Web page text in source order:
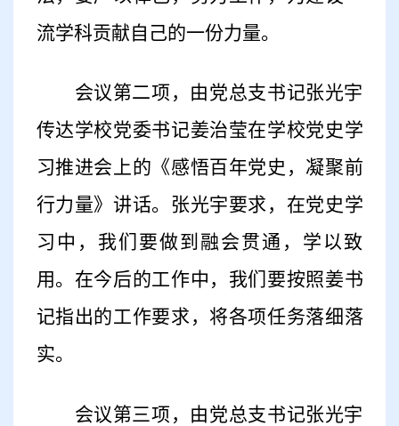
流学科贡献自己的一份力量。
会议第二项，由党总支书记张光宇
传达学校党委书记姜治莹在学校党史学
习推进会上的《感悟百年党史，凝聚前
行力量》讲话。张光宇要求，在党史学
习中，我们要做到融会贯通，学以致
用。在今后的工作中，我们要按照姜书
记指出的工作要求，将各项任务落细落
实。
会议第三项，由党总支书记张光宇